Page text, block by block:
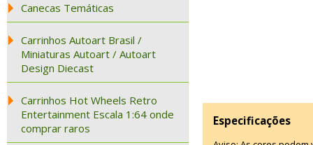
Canecas Temáticas
Carrinhos Autoart Brasil /
Miniaturas Autoart / Autoart
Design Diecast
Carrinhos Hot Wheels Retro
Entertainment Escala 1:64 onde
comprar raros
Especificações